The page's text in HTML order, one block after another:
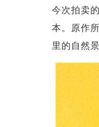
今次拍卖
本。原作
里的自然